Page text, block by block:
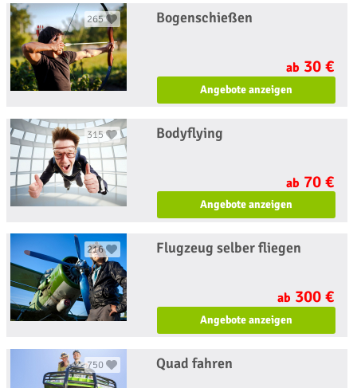
265 Bogenschießen
ab 30 €
Angebote anzeigen
315 Bodyflying
ab 70 €
Angebote anzeigen
216 Flugzeug selber fliegen
ab 300 €
Angebote anzeigen
750 Quad fahren